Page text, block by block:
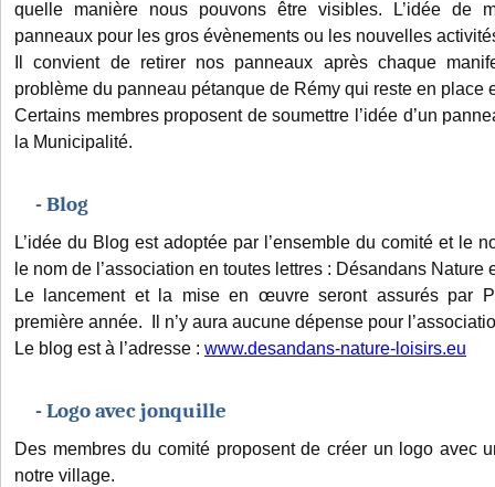
quelle manière nous pouvons être visibles. L’idée de
panneaux pour les gros évènements ou les nouvelles
Il convient de retirer nos panneaux après chaque
problème du panneau pétanque de Rémy qui reste en place
Certains membres proposent de soumettre l’idée d’un
la Municipalité.
- Blog
L’idée du Blog est adoptée par l’ensemble du comité et le
le nom de l’association en toutes lettres : Désandans Nature
Le lancement et la mise en œuvre seront assurés par
première année. Il n’y aura aucune dépense pour
Le blog est à l’adresse : www.desandans-nature-loisirs.eu
- Logo avec jonquille
Des membres du comité proposent de créer un logo avec
notre village.